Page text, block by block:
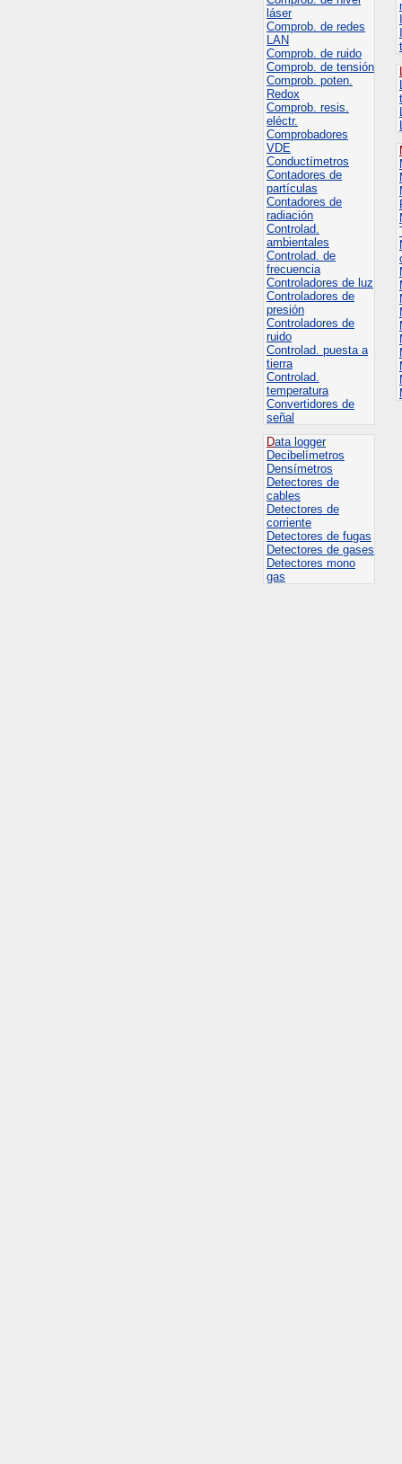
láser
Comprob. de redes
LAN
Comprob. de ruido
Comprob. de tensión
Comprob. poten.
Redox
Comprob. resis.
eléctr.
Comprobadores
VDE
Conductímetros
Contadores de
partículas
Contadores de
radiación
Controlad.
ambientales
Controlad. de
frecuencia
Controladores de luz
Controladores de
presión
Controladores de
ruido
Controlad. puesta a
tierra
Controlad.
temperatura
Convertidores de
señal
Data logger
Decibelímetros
Densímetros
Detectores de
cables
Detectores de
corriente
Detectores de fugas
Detectores de gases
Detectores mono
gas